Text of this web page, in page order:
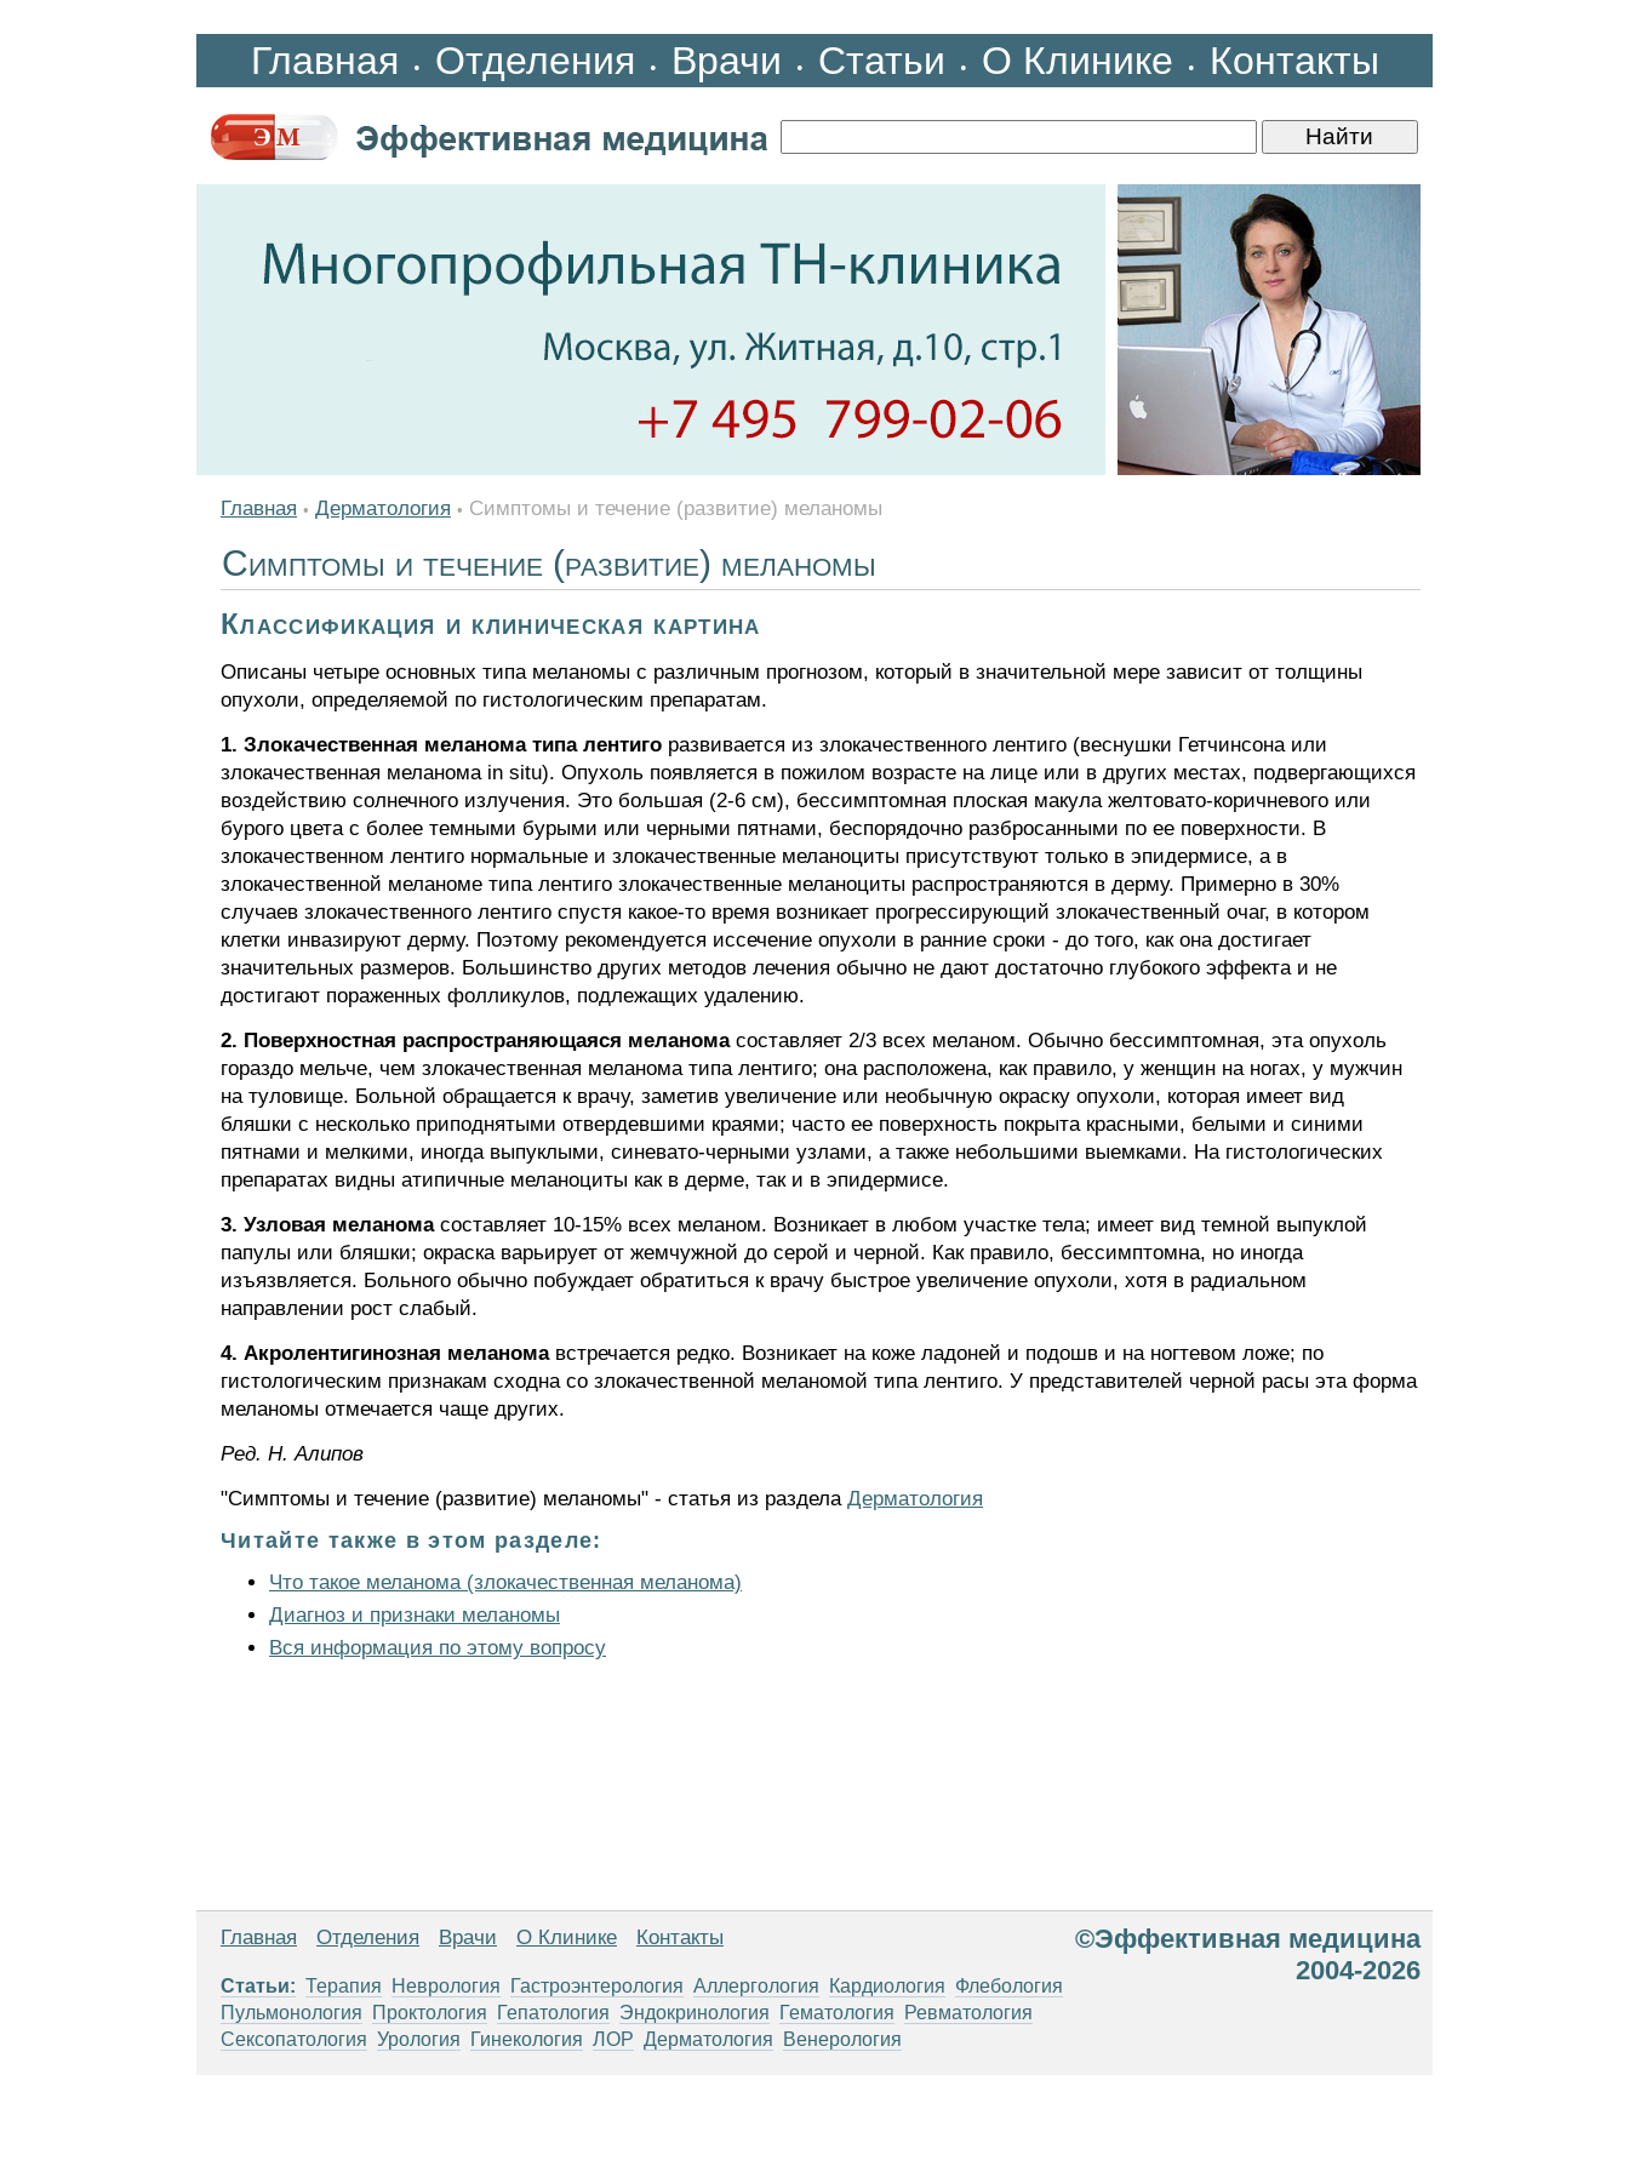
Главная • Отделения • Врачи • Статьи • О Клинике • Контакты
Главная • Дерматология • Симптомы и течение (развитие) меланомы
Симптомы и течение (развитие) меланомы
Классификация и клиническая картина
Описаны четыре основных типа меланомы с различным прогнозом, который в значительной мере зависит от толщины
опухоли, определяемой по гистологическим препаратам.
1. Злокачественная меланома типа лентиго развивается из злокачественного лентиго (веснушки Гетчинсона или
злокачественная меланома in situ). Опухоль появляется в пожилом возрасте на лице или в других местах, подвергающихся
воздействию солнечного излучения. Это большая (2-6 см), бессимптомная плоская макула желтовато-коричневого или
бурого цвета с более темными бурыми или черными пятнами, беспорядочно разбросанными по ее поверхности. В
злокачественном лентиго нормальные и злокачественные меланоциты присутствуют только в эпидермисе, а в
злокачественной меланоме типа лентиго злокачественные меланоциты распространяются в дерму. Примерно в 30%
случаев злокачественного лентиго спустя какое-то время возникает прогрессирующий злокачественный очаг, в котором
клетки инвазируют дерму. Поэтому рекомендуется иссечение опухоли в ранние сроки - до того, как она достигает
значительных размеров. Большинство других методов лечения обычно не дают достаточно глубокого эффекта и не
достигают пораженных фолликулов, подлежащих удалению.
2. Поверхностная распространяющаяся меланомасоставляет 2/3 всех меланом. Обычно бессимптомная, эта опухоль
гораздо мельче, чем злокачественная меланома типа лентиго; она расположена, как правило, у женщин на ногах, у мужчин
на туловище. Больной обращается к врачу, заметив увеличение или необычную окраску опухоли, которая имеет вид
бляшки с несколько приподнятыми отвердевшими краями; часто ее поверхность покрыта красными, белыми и синими
пятнами и мелкими, иногда выпуклыми, синевато-черными узлами, а также небольшими выемками. На гистологических
препаратах видны атипичные меланоциты как в дерме, так и в эпидермисе.
3. Узловая меланомасоставляет 10-15% всех меланом. Возникает в любом участке тела; имеет вид темной выпуклой
папулы или бляшки; окраска варьирует от жемчужной до серой и черной. Как правило, бессимптомна, но иногда
изъязвляется. Больного обычно побуждает обратиться к врачу быстрое увеличение опухоли, хотя в радиальном
направлении рост слабый.
4. Акролентигинозная меланомавстречается редко. Возникает на коже ладоней и подошв и на ногтевом ложе; по
гистологическим признакам сходна со злокачественной меланомой типа лентиго. У представителей черной расы эта форма
меланомы отмечается чаще других.
Ред. Н. Алипов
"Симптомы и течение (развитие) меланомы" - статья из раздела Дерматология
Читайте также в этом разделе:
Что такое меланома (злокачественная меланома)
Диагноз и признаки меланомы
Вся информация по этому вопросу
Главная Отделения Врачи О Клинике Контакты
Статьи: Терапия Неврология Гастроэнтерология Аллергология Кардиология Флебология
Пульмонология
Проктология Гепатология Эндокринология Гематология
Ревматология
Сексопатология Урология Гинекология ЛОР Дерматология Венерология
©Эффективная медицина
2004-2026